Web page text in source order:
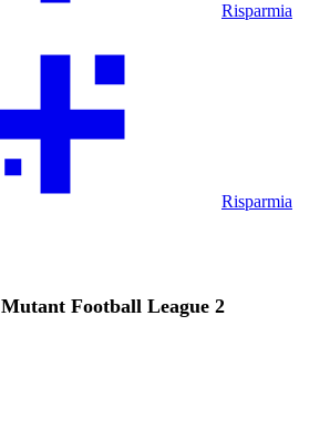
Risparmia
Risparmia
Mutant Football League 2